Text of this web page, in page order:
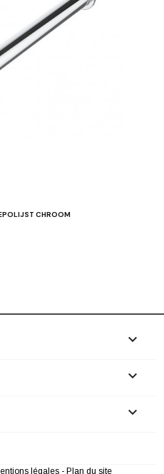
CHROOM



légales - Plan du site